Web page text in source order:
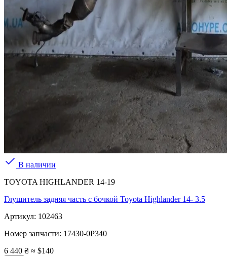
В наличии
TOYOTA HIGHLANDER 14-19
Глушитель задняя часть с бочкой Toyota Highlander 14- 3.5
Артикул: 102463
Номер запчасти: 17430-0P340
6 440 ₴ ≈ $140